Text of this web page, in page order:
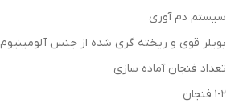
سیستم دم آوری
بویلر قوی و ریخته گری شده از جنس آلومینیوم
تعداد فنجان آماده سازی
1-2 فنجان